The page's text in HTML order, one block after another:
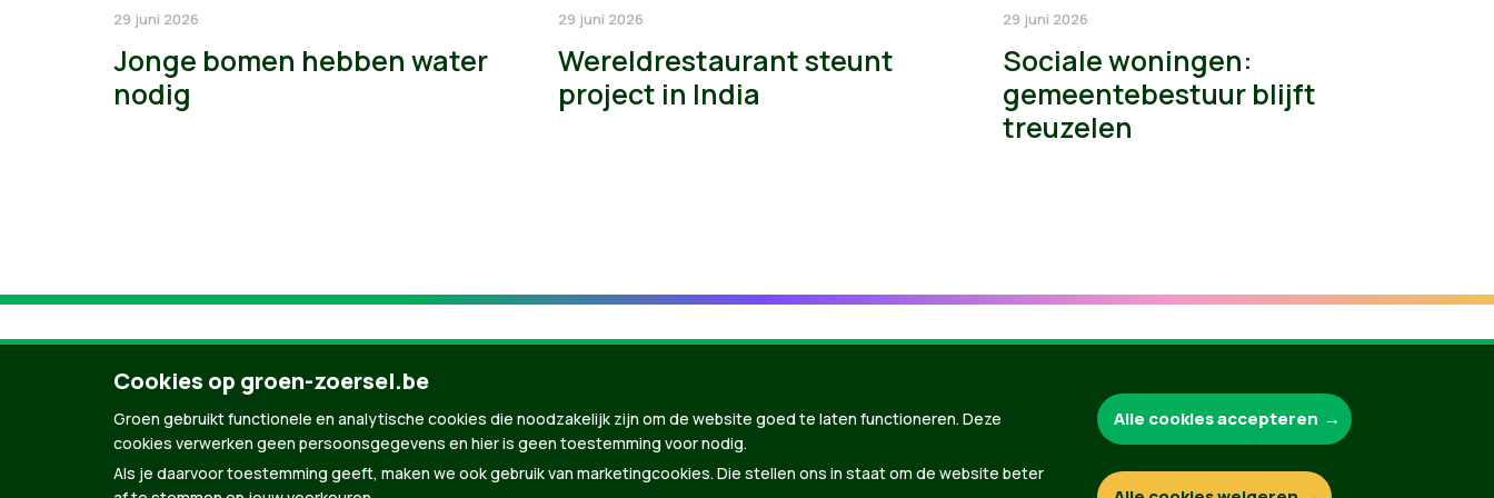
29 juni 2026
Jonge bomen hebben water
nodig
29 juni 2026
Wereldrestaurant steunt
project in India
29 juni 2026
Sociale woningen:
gemeentebestuur blijft
treuzelen
Groen.be
Cookies op groen-zoersel.be
Groen gebruikt functionele en analytische cookies die noodzakelijk zijn om de website goed te laten functioneren. Deze
cookies verwerken geen persoonsgegevens en hier is geen toestemming voor nodig.
Als je daarvoor toestemming geeft, maken we ook gebruik van marketingcookies. Die stellen ons in staat om de website beter
Alle cookies accepteren